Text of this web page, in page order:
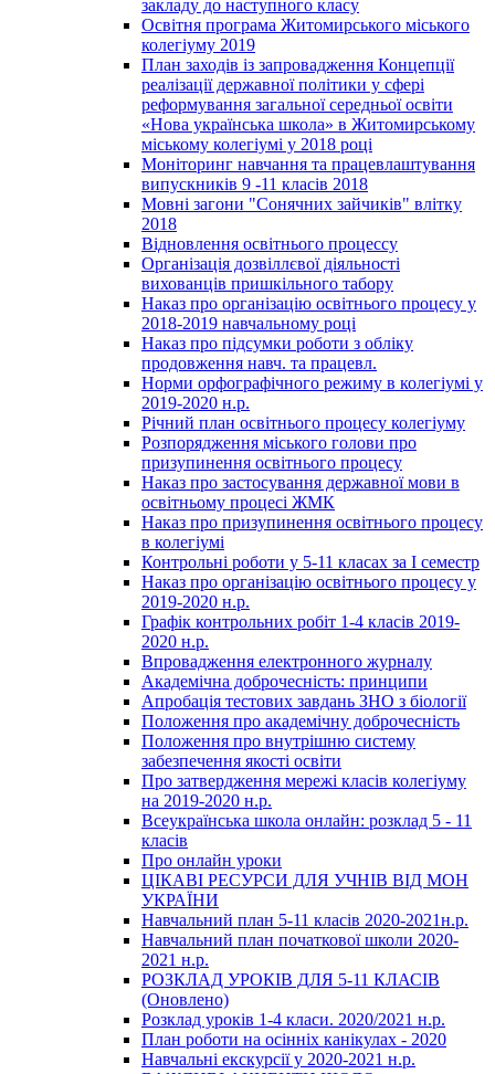
закладу до наступного класу
Освітня програма Житомирського міського
колегіуму 2019
План заходів із запровадження Концепції
реалізації державної політики у сфері
реформування загальної середньої освіти
«Нова українська школа» в Житомирському
міському колегіумі у 2018 році
Моніторинг навчання та працевлаштування
випускників 9 -11 класів 2018
Мовні загони "Сонячних зайчиків" влітку
2018
Відновлення освітнього процессу
Організація дозвіллєвої діяльності
вихованців пришкільного табору
Наказ про організацію освітнього процесу у
2018-2019 навчальному році
Наказ про підсумки роботи з обліку
продовження навч. та працевл.
Норми орфографічного режиму в колегіумі у
2019-2020 н.р.
Річний план освітнього процесу колегіуму
Розпорядження міського голови про
призупинення освітнього процесу
Наказ про застосування державної мови в
освітньому процесі ЖМК
Наказ про призупинення освітнього процесу
в колегіумі
Контрольні роботи у 5-11 класах за І семестр
Наказ про організацію освітнього процесу у
2019-2020 н.р.
Графік контрольних робіт 1-4 класів 2019-
2020 н.р.
Впровадження електронного журналу
Академічна доброчесність: принципи
Апробація тестових завдань ЗНО з біології
Положення про академічну доброчесність
Положення про внутрішню систему
забезпечення якості освіти
Про затвердження мережі класів колегіуму
на 2019-2020 н.р.
Всеукраїнська школа онлайн: розклад 5 - 11
класів
Про онлайн уроки
ЦІКАВІ РЕСУРСИ ДЛЯ УЧНІВ ВІД МОН
УКРАЇНИ
Навчальний план 5-11 класів 2020-2021н.р.
Навчальний план початкової школи 2020-
2021 н.р.
РОЗКЛАД УРОКІВ ДЛЯ 5-11 КЛАСІВ
(Оновлено)
Розклад уроків 1-4 класи. 2020/2021 н.р.
План роботи на осінніх канікулах - 2020
Навчальні екскурсії у 2020-2021 н.р.